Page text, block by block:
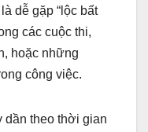
dễ gặp “lộc bất
các cuộc thi,
hoặc những
công việc.
dần theo thời gian